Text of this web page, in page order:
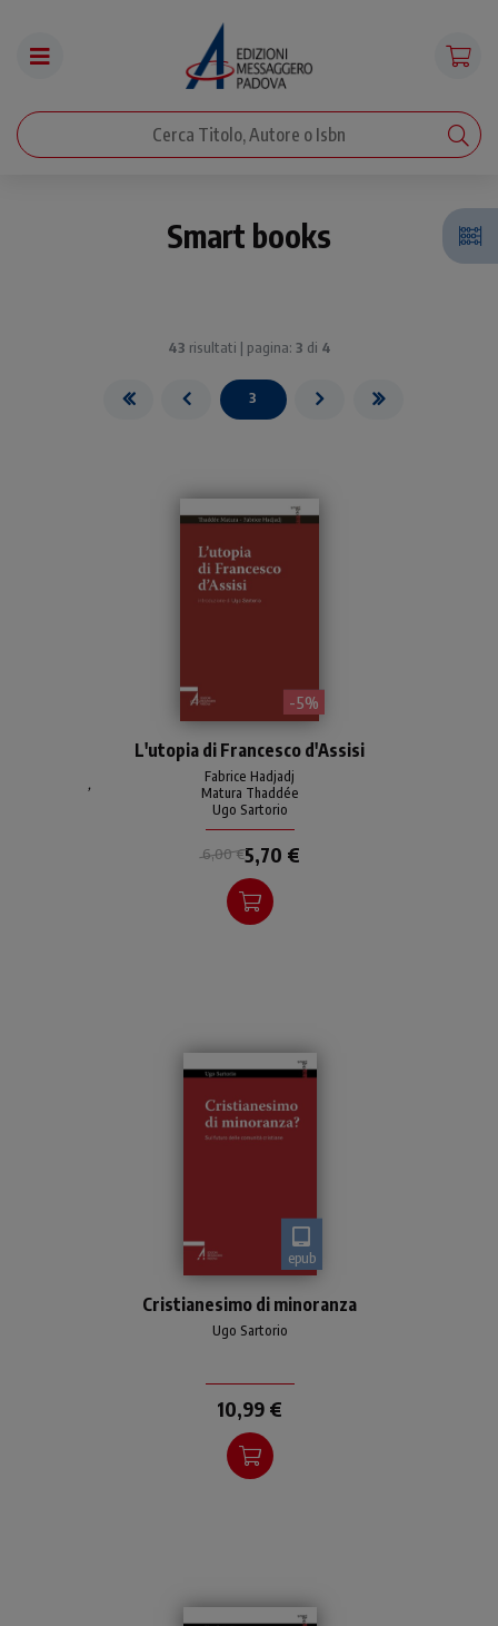
Smart books
43 risultati | pagina: 3 di 4
3
- 5%
francescana (la prima, di
Thaddée Matura) e su
Francesco d'Assisi come
santo della crisi (la seconda,
L'utopia di Francesco d'Assisi
Fabrice Hadjadj
,
Matura Thaddée
Ugo Sartorio
6,00 €5,70 €
epub
cristianesimo è “di
minoranza”
Cristianesimo di minoranza
Ugo Sartorio
10,99 €